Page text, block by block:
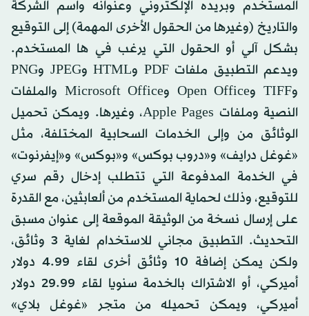
المستخدم وبريده الإلكتروني وعنوانه واسم الشركة
والتاريخ (وغيرها من الحقول الأخرى المهمة) إلى التوقيع
بشكل آلي أو الحقول التي يرغب في ها المستخدم.
ويدعم التطبيق ملفات PDF وHTML وJPEG وPNG
وTIFF وOpen Office وMicrosoft Office والملفات
النصية وملفات Apple Pages، وغيرها. ويمكن تحميل
الوثائق من وإلى الخدمات السحابية المختلفة، مثل
«غوغل درايف» و«دروب بوكس» و«بوكس» و«إيفرنوت»
في الخدمة المدفوعة التي تتطلب إدخال رقم سري
للتوقيع، وذلك لحماية المستخدم من ألعابثين، مع القدرة
على إرسال نسخة من الوثيقة الموقعة إلى عنوان مسبق
التحديث. التطبيق مجاني للاستخدام لغاية 3 وثائق،
ولكن يمكن إضافة 10 وثائق أخرى لقاء 4.99 دولار
أميركي، أو الاشتراك بالخدمة سنويا لقاء 29.99 دولار
أميركي، ويمكن تحميله من متجر «غوغل بلاي»